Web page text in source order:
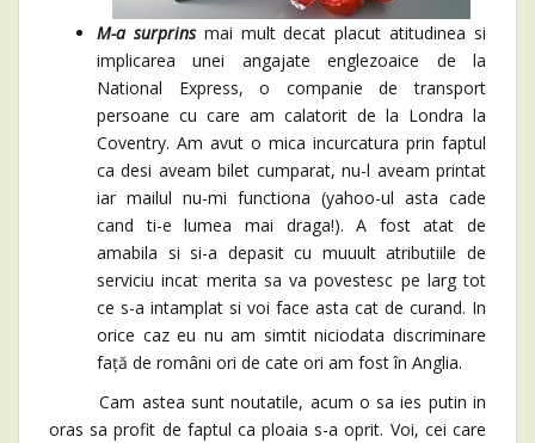
M-a surprins mai mult decat placut atitudinea si
implicarea unei angajate englezoaice de la
National Express, o companie de transport
persoane cu care am calatorit de la Londra la
Coventry. Am avut o mica incurcatura prin faptul
ca desi aveam bilet cumparat, nu-l aveam printat
iar mailul nu-mi functiona (yahoo-ul asta cade
cand ti-e lumea mai draga!). A fost atat de
amabila si si-a depasit cu muuult atributiile de
serviciu incat merita sa va povestesc pe larg tot
ce s-a intamplat si voi face asta cat de curand. In
orice caz eu nu am simtit niciodata discriminare
față de români ori de cate ori am fost în Anglia.
Cam astea sunt noutatile, acum o sa ies putin in
oras sa profit de faptul ca ploaia s-a oprit. Voi, cei care